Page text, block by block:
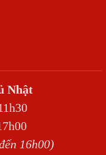
năm không hết
CHỨNG NHƯ TÂM
Tại Hà Nội
Nhật
16h00)